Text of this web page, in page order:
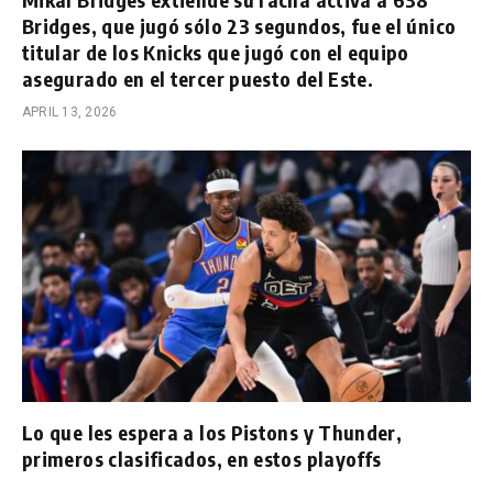
Bridges, que jugó sólo 23 segundos, fue el único
titular de los Knicks que jugó con el equipo
asegurado en el tercer puesto del Este.
APRIL 13, 2026
Lo que les espera a los Pistons y Thunder,
primeros clasificados, en estos playoffs